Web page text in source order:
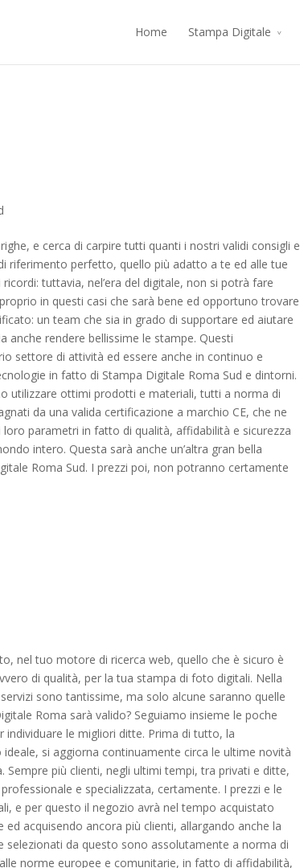
Home Stampa Digitale
e cerca di carpire tutti quanti i nostri validi consigli e
riferimento perfetto, quello più adatto a te ed alle tue
tuttavia, nel’era del digitale, non si potrà fare
in questi casi che sarà bene ed opportuno trovare
un team che sia in grado di supportare ed aiutare
anche rendere bellissime le stampe. Questi
settore di attività ed essere anche in continuo e
in fatto di Stampa Digitale Roma Sud e dintorni.
utilizzare ottimi prodotti e materiali, tutti a norma di
da una valida certificazione a marchio CE, che ne
parametri in fatto di qualità, affidabilità e sicurezza
intero. Questa sarà anche un’altra gran bella
Roma Sud. I prezzi poi, non potranno certamente
nel tuo motore di ricerca web, quello che è sicuro è
di qualità, per la tua stampa di foto digitali. Nella
sono tantissime, ma solo alcune saranno quelle
Roma sarà valido? Seguiamo insieme le poche
le migliori ditte. Prima di tutto, la
si aggiorna continuamente circa le ultime novità
più clienti, negli ultimi tempi, tra privati e ditte,
e specializzata, certamente. I prezzi e le
e per questo il negozio avrà nel tempo acquistato
acquisendo ancora più clienti, allargando anche la
da questo sono assolutamente a norma di
norme europee e comunitarie, in fatto di affidabilità,